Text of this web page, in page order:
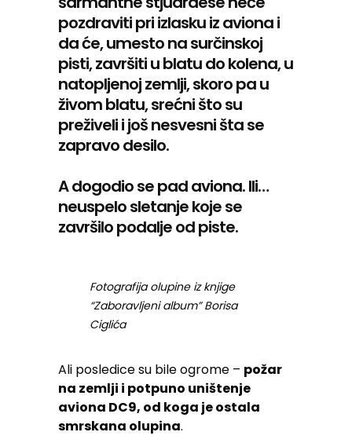
pozdraviti pri izlasku iz aviona i
da će, umesto na surčinskoj
pisti, završiti u blatu do kolena, u
natopljenoj zemlji, skoro pa u
živom blatu, srećni što su
preživeli i još nesvesni šta se
zapravo desilo.
A dogodio se pad aviona. Ili…
neuspelo sletanje koje se
završilo podalje od piste.
Fotografija olupine iz knjige
“Zaboravljeni album” Borisa
Ciglića
Ali posledice su bile ogrome – požar
na zemlji i potpuno uništenje
aviona DC9, od koga je ostala
smrskana olupina.